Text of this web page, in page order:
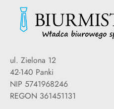
ul. Zielona 12
42-140 Panki
NIP 5741968246
REGON 361451131